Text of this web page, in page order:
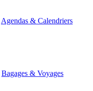
Agendas & Calendriers
Bagages & Voyages